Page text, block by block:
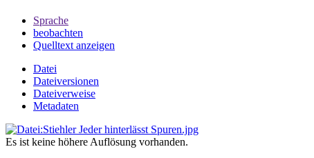
Sprache
beobachten
Quelltext anzeigen
Datei
Dateiversionen
Dateiverweise
Metadaten
Es ist keine höhere Auflösung vorhanden.